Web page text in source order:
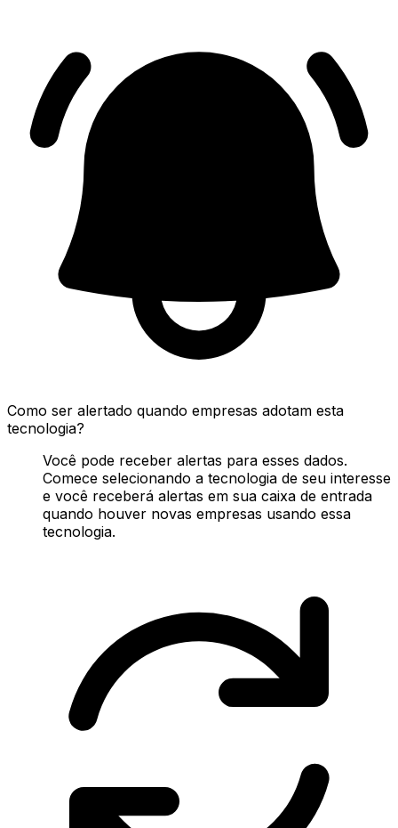
Como ser alertado quando empresas adotam esta
tecnologia?
Você pode receber alertas para esses dados.
Comece selecionando a tecnologia de seu interesse
e você receberá alertas em sua caixa de entrada
quando houver novas empresas usando essa
tecnologia.